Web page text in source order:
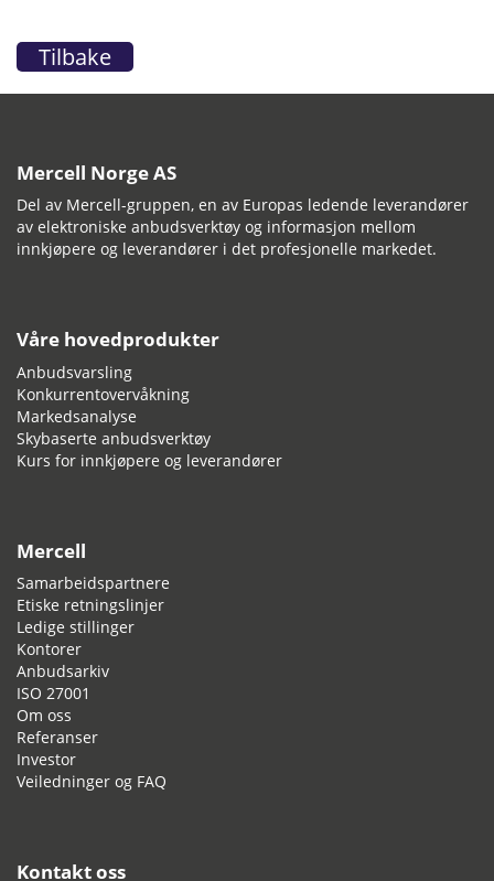
Tilbake
Mercell Norge AS
Del av Mercell-gruppen, en av Europas ledende leverandører
av elektroniske anbudsverktøy og informasjon mellom
innkjøpere og leverandører i det profesjonelle markedet.
Våre hovedprodukter
Anbudsvarsling
Konkurrentovervåkning
Markedsanalyse
Skybaserte anbudsverktøy
Kurs for innkjøpere og leverandører
Mercell
Samarbeidspartnere
Etiske retningslinjer
Ledige stillinger
Kontorer
Anbudsarkiv
ISO 27001
Om oss
Referanser
Investor
Veiledninger og FAQ
Kontakt oss